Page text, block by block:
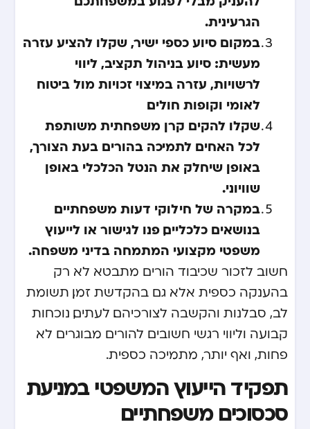
הגרעינית.
במקום סיוע כספי ישיר, שקלו להציע עזרה
מעשית: סיוע בניהול תקציב, ליווי
לרשויות, עזרה במיצוי זכויות מול ביטוח
לאומי וקופות חולים.
שקלו להקים קרן משפחתית משותפת
לכל האחים לתמיכה בהורים בעת הצורך,
באופן שיחלק את הנטל הכלכלי באופן
שוויוני.
במקרה של חילוקי דעות משפחתיים
בנושאים כלכליים, פנו לגישור או לייעוץ
משפטי מקצועי המתמחה בדיני משפחה.
חשוב לזכור שכיבוד הורים מתבטא לא רק
בהענקה כספית אלא גם בהקדשת זמן, תשומת
לב, סבלנות והקשבה לצורכיהם. לעתים, נוכחות
קבועה וליווי רגשי חשובים להורים מבוגרים לא
פחות, ואף יותר, מתמיכה כספית.
תפקיד הייעוץ המשפטי במניעת
סכסוכים משפחתיים